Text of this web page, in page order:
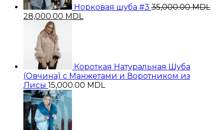
Норковая шуба #3 35,000.00MDL
Первоначальная
составляла
35,000.00 MDL.
28,000.00 MDL
Короткая Натуральная Шуба
(Овчина) с Манжетами и Воротником из
Лисы 15,000.00 MDL